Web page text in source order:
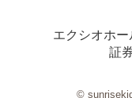
エクシオホ
証
©